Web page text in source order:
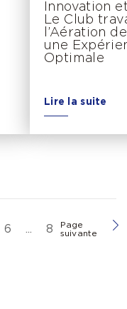
Innovation
Le Club
l’Aération
une
Optimale
Lire la suite
6 ... 8
Page
suivante